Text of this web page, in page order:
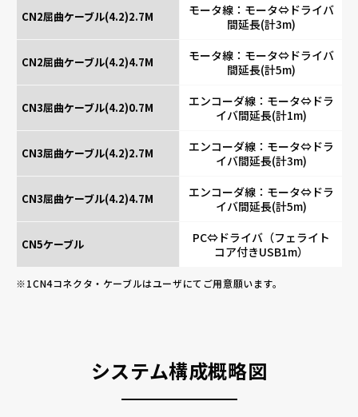
CN2屈曲ケーブル(4.2)2.7M
モータ線：モータ⇔ドライバ
間延長(計3m)
CN2屈曲ケーブル(4.2)4.7M
モータ線：モータ⇔ドライバ
間延長(計5m)
CN3屈曲ケーブル(4.2)0.7M
エンコーダ線：モータ⇔ドラ
イバ間延長(計1m)
CN3屈曲ケーブル(4.2)2.7M
エンコーダ線：モータ⇔ドラ
イバ間延長(計3m)
CN3屈曲ケーブル(4.2)4.7M
エンコーダ線：モータ⇔ドラ
イバ間延長(計5m)
CN5ケーブル
PC⇔ドライバ（フェライト
コア付きUSB1m）
CN4コネクタ・ケーブルはユーザにてご用意願います。
システム構成概略図